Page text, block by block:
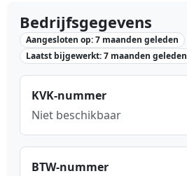
Bedrijfsgegevens
Aangesloten op: 7 maanden geleden
Laatst bijgewerkt: 7 maanden geleden
KVK-nummer
Niet beschikbaar
BTW-nummer